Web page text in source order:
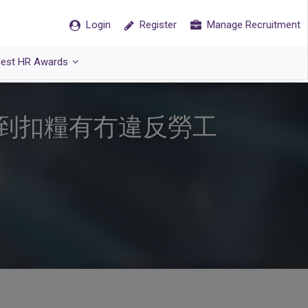
Login Register Manage Recruitment
HR Awards
扣糧有冇違反勞工